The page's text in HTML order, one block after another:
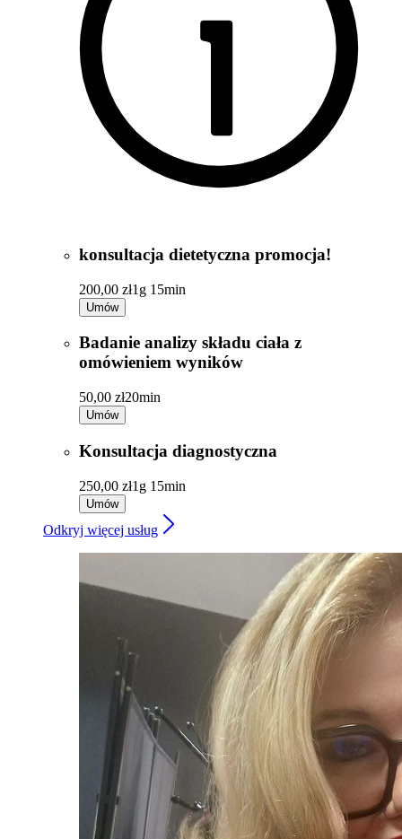
konsultacja dietetyczna promocja!
200,00 zł1g 15min
Umów
Badanie analizy składu ciała z
omówieniem wyników
50,00 zł20min
Umów
Konsultacja diagnostyczna
250,00 zł1g 15min
Umów
Odkryj więcej usług